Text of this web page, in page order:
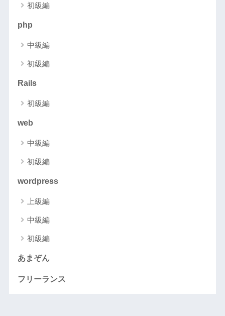
初級編
php
中級編
初級編
Rails
初級編
web
中級編
初級編
wordpress
上級編
中級編
初級編
あまぞん
フリーランス